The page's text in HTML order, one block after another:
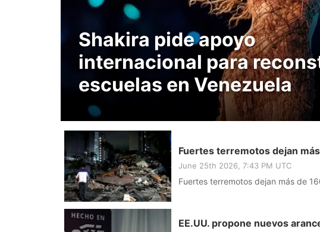
Shakira pide apoyo
internacional para
escuelas en Venezuela
Fuertes terremotos dejan
June 25th 2026, 7:43 PM UTC
Fuertes terremotos dejan más de
EE.UU. propone nuevos